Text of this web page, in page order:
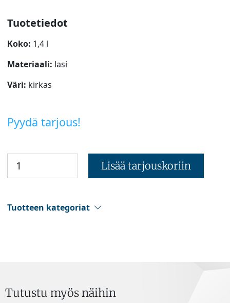
Tuotetiedot
Koko: 1,4 l
Materiaali: lasi
Väri: kirkas
Pyydä tarjous!
Lisää tarjouskoriin
Tuotteen kategoriat
Tutustu myös näihin